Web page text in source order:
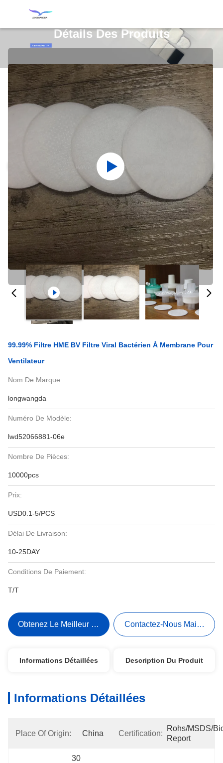
Détails Des Produits
99.99% Filtre HME BV Filtre Viral Bactérien À Membrane Pour
Ventilateur
Nom De Marque:
longwangda
Numéro De Modèle:
lwd52066881-06e
Nombre De Pièces:
10000pcs
Prix:
USD0.1-5/PCS
Délai De Livraison:
10-25DAY
Conditions De Paiement:
T/T
Obtenez Le Meilleur Prix Contactez-Nous Maintenant
Informations Détaillées Description Du Produit
Informations Détaillées
Place Of Origin: China Certification:
Rohs/MSDS/
Report
30